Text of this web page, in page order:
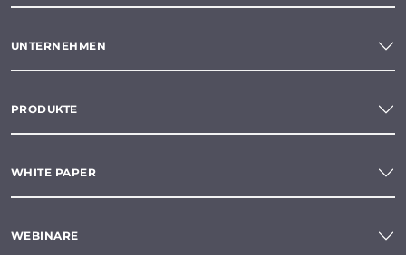
UNTERNEHMEN
PRODUKTE
WHITE PAPER
WEBINARE